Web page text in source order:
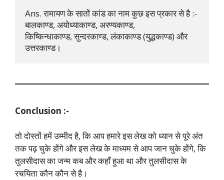
Ans. रामायण के सातों कांड का नाम कुछ इस प्रकार से है :-
बालकाण्ड, अयोध्याकाण्ड, अरण्यकाण्ड,
किष्किन्धाकाण्ड, सुन्दरकाण्ड, लंकाकाण्ड (युद्धकाण्ड) और
उत्तरकाण्ड।
Conclusion :-
तो दोस्तों हमें उम्मीद है, कि आप हमारे इस लेख को ध्यान से पूरे अंत
तक पढ़ चुके होंगे और इस लेख के माध्यम से आप जान चुके होंगे, कि
तुलसीदास का जन्म कब और कहाँ हुआ था और तुलसीदास के
रचयिता कौन कौन से है।